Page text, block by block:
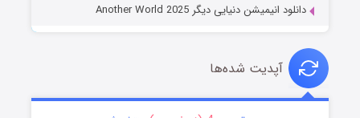
دانلود انیمیشن دنیایی دیگر Another World 2025
آپدیت شده‌ها